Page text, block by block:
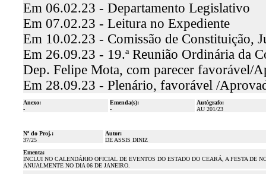
Em 06.02.23 - Departamento Legislativo
Em 07.02.23 - Leitura no Expediente
Em 10.02.23 - Comissão de Constituição,
Em 26.09.23 - 19.ª Reunião Ordinária da
Dep. Felipe Mota, com parecer favorável/
Em 28.09.23 - Plenário, favorável /
Anexo:
-
Emenda(s):
-
Autógrafo:
AU 201/23
Nº do Proj.:
37/25
Autor:
DE ASSIS DINIZ
Ementa:
INCLUI NO CALENDÁRIO OFICIAL DE EVENTOS DO ESTADO DO CEARÁ, A FESTA DE
ANUALMENTE NO DIA 06 DE JANEIRO.